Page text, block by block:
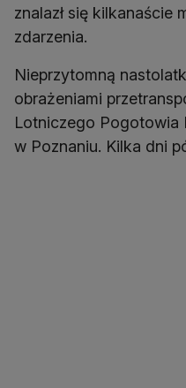
znalazł się kilkanaście
zdarzenia.
Nieprzytomną
obrażeniami
Lotniczego Pogotowia
w Poznaniu. Kilka dni